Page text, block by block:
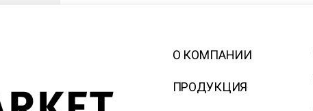
О КОМПАНИИ
ПРОДУКЦИЯ